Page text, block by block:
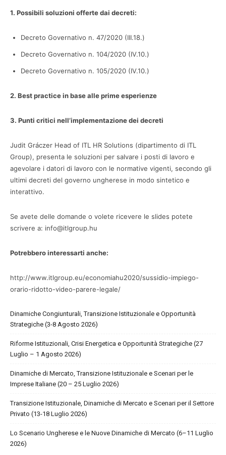
1. Possibili soluzioni offerte dai decreti:
Decreto Governativo n. 47/2020 (III.18.)
Decreto Governativo n. 104/2020 (IV.10.)
Decreto Governativo n. 105/2020 (IV.10.)
2. Best practice in base alle prime esperienze
3. Punti critici nell’implementazione dei decreti
Judit Gráczer Head of ITL HR Solutions (dipartimento di ITL
Group), presenta le soluzioni per salvare i posti di lavoro e
agevolare i datori di lavoro con le normative vigenti, secondo gli
ultimi decreti del governo ungherese in modo sintetico e
interattivo.
Se avete delle domande o volete ricevere le slides potete
scrivere a: info@itlgroup.hu
Potrebbero interessarti anche:
http://www.itlgroup.eu/economiahu2020/sussidio-impiego-
orario-ridotto-video-parere-legale/
Dinamiche Congiunturali, Transizione Istituzionale e Opportunità
Strategiche (3-8 Agosto 2026)
Riforme Istituzionali, Crisi Energetica e Opportunità Strategiche (27
Luglio – 1 Agosto 2026)
Dinamiche di Mercato, Transizione Istituzionale e Scenari per le
Imprese Italiane (20 – 25 Luglio 2026)
Transizione Istituzionale, Dinamiche di Mercato e Scenari per il Settore
Privato (13-18 Luglio 2026)
Lo Scenario Ungherese e le Nuove Dinamiche di Mercato (6–11 Luglio
2026)